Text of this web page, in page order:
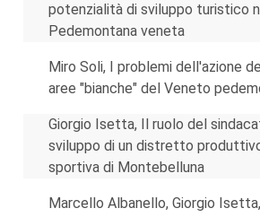
potenzialità di sviluppo turistico
Pedemontana veneta
Miro Soli, I problemi dell'azione
aree "bianche" del Veneto
Giorgio Isetta, Il ruolo del
sviluppo di un distretto
sportiva di Montebelluna
Marcello Albanello, Giorgio